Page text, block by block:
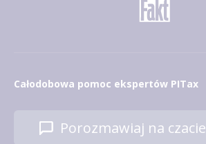
Całodobowa pomoc ekspertów PITax
Porozmawiaj na czacie